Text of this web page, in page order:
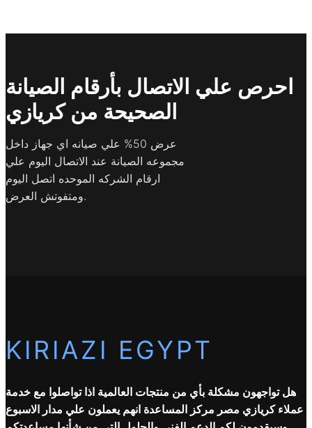
احرص علي الاتصال بأرقام الصيانة
الصحيحة من كريازي
عرض 50% علي صيانه اي جهاز داخل
مجموعه الصيانة عند الاتصال اليوم علي
ارقام الشركه الموحده اتصل اليوم
ومتفوتش العرض.​
KIRIAZI EGYPT
هل تواجهون مشكلة بأي من منتجات العالمية اذا تواصلوا مع خدمة
عملاء كريازي مصر مركز المساعدة انهم يعملون علي مدار الاسبوع